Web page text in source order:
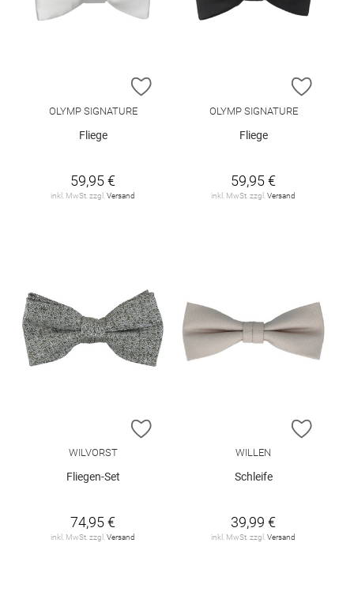
ZUR WUNSCHLISTE HINZUFÜGEN
OLYMP SIGNATURE
Fliege
59,95 €
inkl. MwSt. zzgl. Versand
ZUR
OLYMP SIGNATURE
Fliege
59,95 €
inkl. MwSt. zzgl. Versand
ZUR WUNSCHLISTE HINZUFÜGEN
WILVORST
Fliegen-Set
74,95 €
inkl. MwSt. zzgl.Versand
ZUR
WILLEN
Schleife
39,99 €
inkl. MwSt. zzgl.Versand